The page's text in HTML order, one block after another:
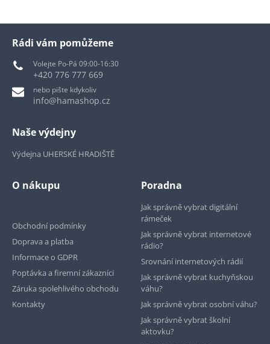
Rádi vám pomůžeme
Volejte Po-Pá 09:00-16:30
+420 776 777 669
nebo pište kdykoliv
info@hamashop.cz
Naše výdejny
Výdejna UHERSKÉ HRADIŠTĚ
O nákupu
Obchodní podmínky
Doprava a platba
Informace o GDPR
Poptávka a firemní zákazníci
Záruka spolehlivého obchodu
Kontakty
Poradna
Jak správně vybrat digitální
rámeček
Jak správně vybrat internetové
rádio?
Srovnání internetových rádií
Jak správně vybrat kuchyňskou
váhu?
Jak správně vybrat osobní váhu?
Jak správně vybrat školní
aktovku?